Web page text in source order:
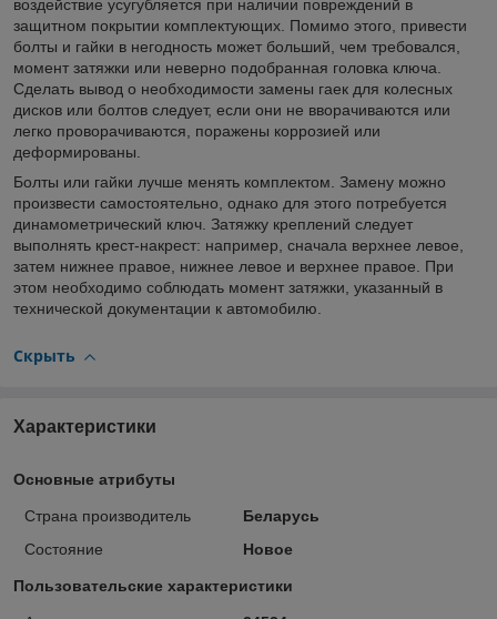
воздействие усугубляется при наличии повреждений в
защитном покрытии комплектующих. Помимо этого, привести
болты и гайки в негодность может больший, чем требовался,
момент затяжки или неверно подобранная головка ключа.
Сделать вывод о необходимости замены гаек для колесных
дисков или болтов следует, если они не вворачиваются или
легко проворачиваются, поражены коррозией или
деформированы.
Болты или гайки лучше менять комплектом. Замену можно
произвести самостоятельно, однако для этого потребуется
динамометрический ключ. Затяжку креплений следует
выполнять крест-накрест: например, сначала верхнее левое,
затем нижнее правое, нижнее левое и верхнее правое. При
этом необходимо соблюдать момент затяжки, указанный в
технической документации к автомобилю.
Скрыть
Характеристики
Основные атрибуты
Страна производитель
Беларусь
Состояние
Новое
Пользовательские характеристики